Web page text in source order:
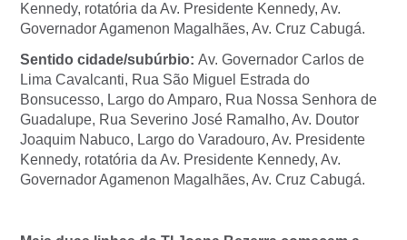
Kennedy, rotatória da Av. Presidente Kennedy, Av.
Governador Agamenon Magalhães, Av. Cruz Cabugá.
Sentido cidade/subúrbio: Av. Governador Carlos de
Lima Cavalcanti, Rua São Miguel Estrada do
Bonsucesso, Largo do Amparo, Rua Nossa Senhora de
Guadalupe, Rua Severino José Ramalho, Av. Doutor
Joaquim Nabuco, Largo do Varadouro, Av. Presidente
Kennedy, rotatória da Av. Presidente Kennedy, Av.
Governador Agamenon Magalhães, Av. Cruz Cabugá.